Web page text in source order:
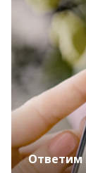
Ответим